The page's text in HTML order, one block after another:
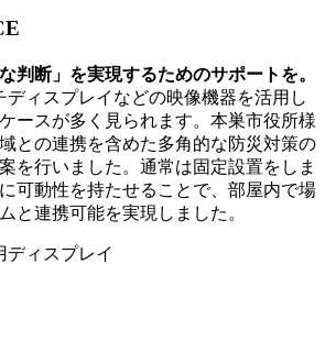
判断」を実現するためのサポートを。
ディスプレイなどの映像機器を活用し
ースが多く見られます。本巣市役所様
との連携を含めた多角的な防災対策の
を行いました。通常は固定設置をしま
可動性を持たせることで、部屋内で場
と連携可能を実現しました。